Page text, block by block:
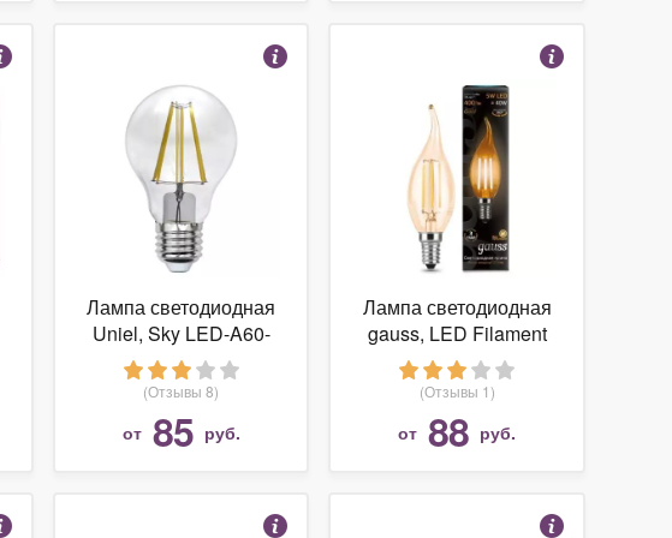
Лампа светодиодная
Uniel, Sky LED-A60-
8W/NW/E27/CL
PLS02WH E27, A60,
8Вт, 4000К
(Отзывы 8)
от 85 руб.
Лампа светодиодная
gauss, LED Filament
Candle Tailed Golden
104801005 E14, CA35,
5Вт, 2700К
(Отзывы 1)
от 88 руб.